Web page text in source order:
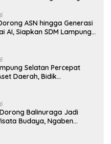
ASN hingga Generasi
AI, Siapkan SDM Lampung
Selatan Percepat
Daerah, Bidik
Balinuraga Jadi
Budaya, Ngaben